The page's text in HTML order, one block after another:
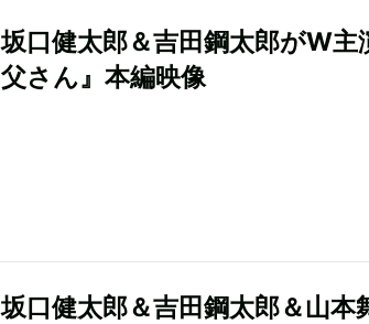
坂口健太郎＆吉田鋼太郎がW
父さん』本編映像
坂口健太郎＆吉田鋼太郎＆山本